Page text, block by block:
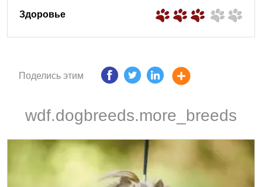
Здоровье
Поделись этим
wdf.dogbreeds.more_breeds